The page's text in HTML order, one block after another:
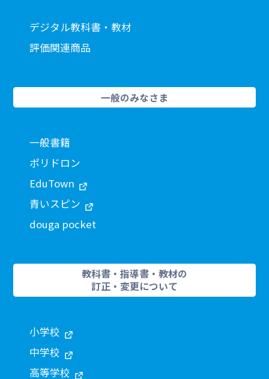
デジタル教科書・教材
評価関連商品
一般のみなさま
一般書籍
ポリドロン
EduTown
青いスピン
douga pocket
教科書・指導書・教材の
訂正・変更について
小学校
中学校
高等学校